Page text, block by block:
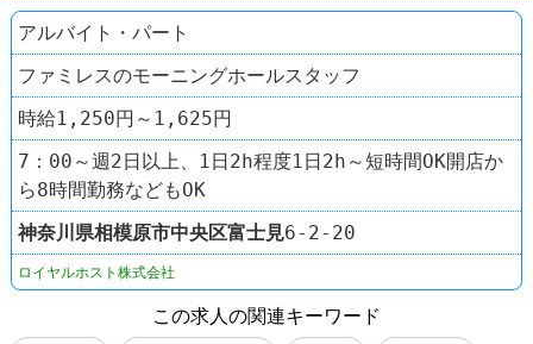
アルバイト・パート
ファミレスのモーニングホールスタッフ
時給1,250円～1,625円
7：00～週2日以上、1日2h程度1日2h～短時間OK開店か
ら8時間勤務などもOK
神奈川県相模原市中央区富士見6-2-20
ロイヤルホスト株式会社
この求人の関連キーワード